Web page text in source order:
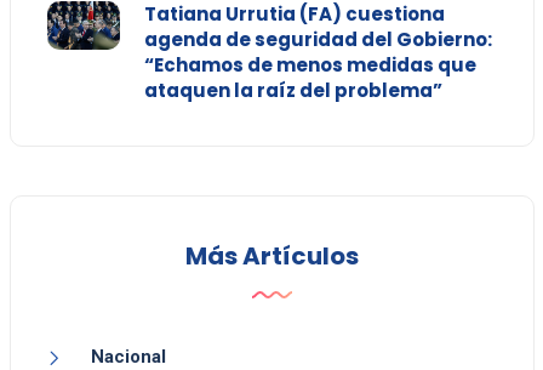
Tatiana Urrutia (FA) cuestiona
agenda de seguridad del Gobierno:
“Echamos de menos medidas que
ataquen la raíz del problema”
Más Artículos
Nacional